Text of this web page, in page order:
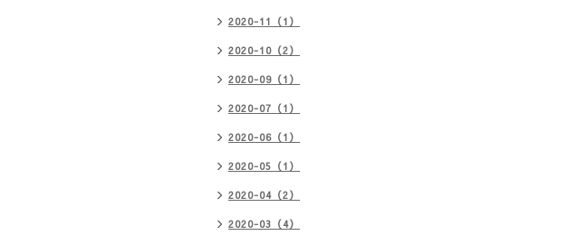
2020-11（1）
2020-10（2）
2020-09（1）
2020-07（1）
2020-06（1）
2020-05（1）
2020-04（2）
2020-03（4）